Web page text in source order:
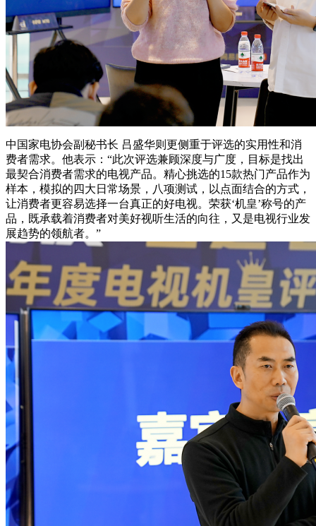
中国家电协会副秘书长 吕盛华则更侧重于评选的实用性和消
费者需求。他表示：“此次评选兼顾深度与广度，目标是找出
最契合消费者需求的电视产品。精心挑选的15款热门产品作为
样本，模拟的四大日常场景，八项测试，以点面结合的方式，
让消费者更容易选择一台真正的好电视。荣获‘机皇’称号的产
品，既承载着消费者对美好视听生活的向往，又是电视行业发
展趋势的领航者。”